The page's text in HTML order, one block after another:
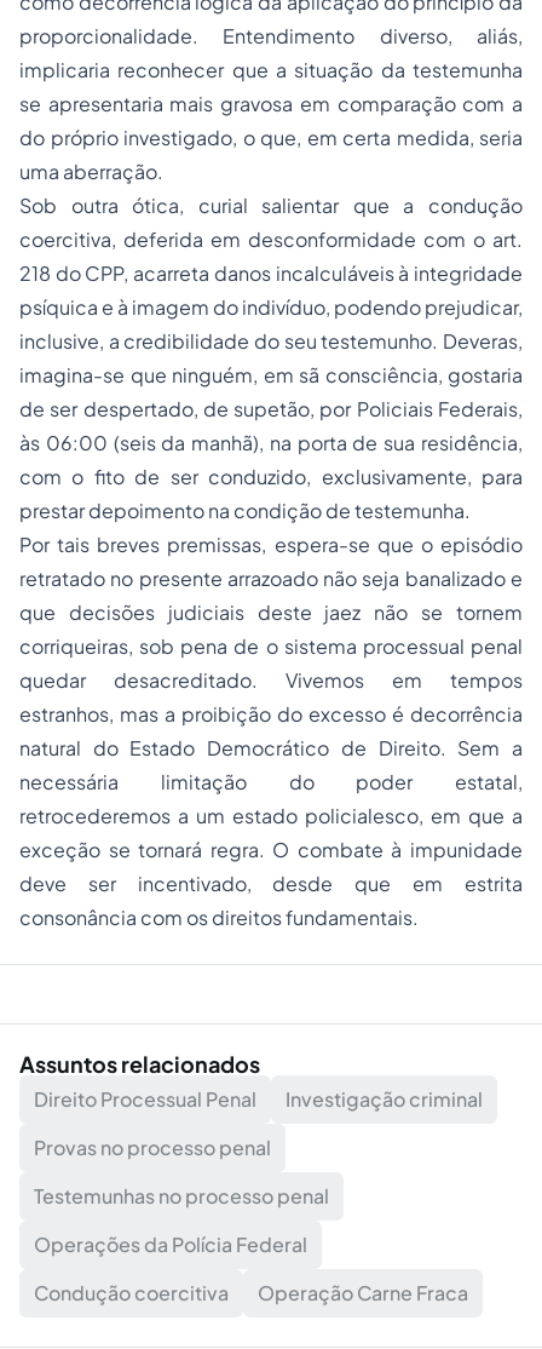
proporcionalidade. Entendimento diverso, aliás,
implicaria reconhecer que a situação da testemunha
se apresentaria mais gravosa em comparação com a
do próprio investigado, o que, em certa medida, seria
uma aberração.
Sob outra ótica, curial salientar que a condução
coercitiva, deferida em desconformidade com o art.
218 do CPP, acarreta danos incalculáveis à integridade
psíquica e à imagem do indivíduo, podendo prejudicar,
inclusive, a credibilidade do seu testemunho. Deveras,
imagina-se que ninguém, em sã consciência, gostaria
de ser despertado, de supetão, por Policiais Federais,
às 06:00 (seis da manhã), na porta de sua residência,
com o fito de ser conduzido, exclusivamente, para
prestar depoimento na condição de testemunha.
Por tais breves premissas, espera-se que o episódio
retratado no presente arrazoado não seja banalizado e
que decisões judiciais deste jaez não se tornem
corriqueiras, sob pena de o sistema processual penal
quedar desacreditado. Vivemos em tempos
estranhos, mas a proibição do excesso é decorrência
natural do Estado Democrático de Direito. Sem a
necessária limitação do poder estatal,
retrocederemos a um estado policialesco, em que a
exceção se tornará regra. O combate à impunidade
deve ser incentivado, desde que em estrita
consonância com os direitos fundamentais.
Assuntos relacionados
Direito Processual Penal
Investigação criminal
Provas no processo penal
Testemunhas no processo penal
Operações da Polícia Federal
Condução coercitiva
Operação Carne Fraca